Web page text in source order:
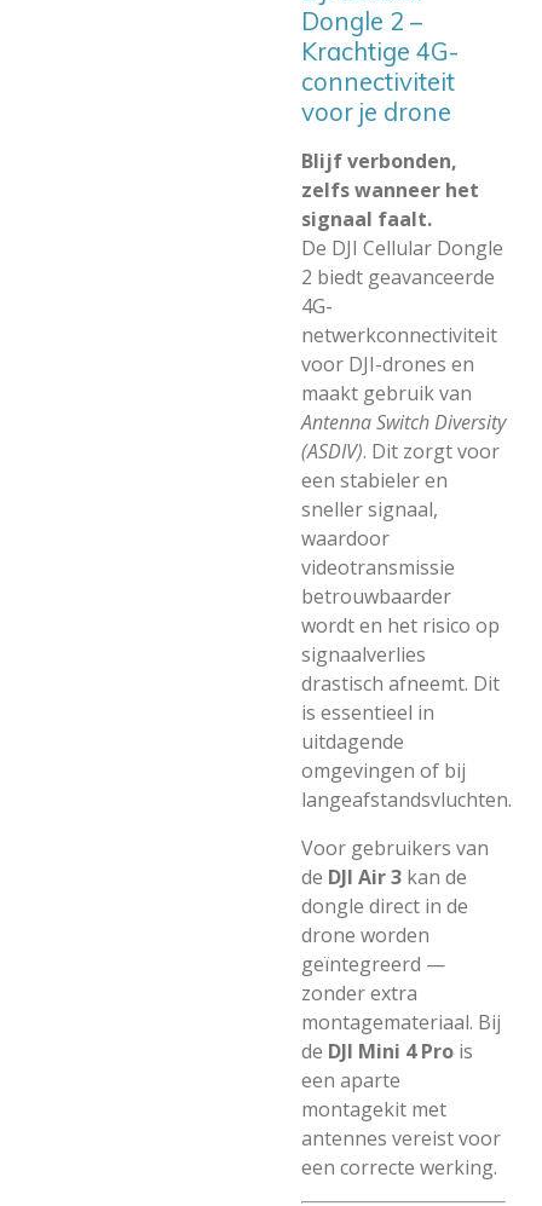
Dongle 2 –
Krachtige 4G-
connectiviteit
voor je drone
Blijf verbonden,
zelfs wanneer het
signaal faalt.
De DJI Cellular Dongle
2 biedt geavanceerde
4G-
netwerkconnectiviteit
voor DJI-drones en
maakt gebruik van
Antenna Switch Diversity
(ASDIV). Dit zorgt voor
een stabieler en
sneller signaal,
waardoor
videotransmissie
betrouwbaarder
wordt en het risico op
signaalverlies
drastisch afneemt. Dit
is essentieel in
uitdagende
omgevingen of bij
langeafstandsvluchten.
Voor gebruikers van
de DJI Air 3 kan de
dongle direct in de
drone worden
geïntegreerd —
zonder extra
montagemateriaal. Bij
de DJI Mini 4 Pro is
een aparte
montagekit met
antennes vereist voor
een correcte werking.